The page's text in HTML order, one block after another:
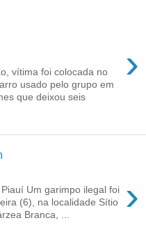
›
vítima foi colocada no
usado pelo grupo em
que deixou seis
›
Um garimpo ilegal foi
(6), na localidade Sítio
Branca, ...